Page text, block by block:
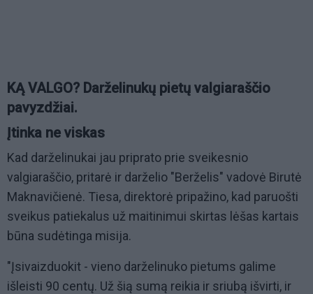
KĄ VALGO? Darželinukų pietų valgiaraščio
pavyzdžiai.
Įtinka ne viskas
Kad darželinukai jau priprato prie sveikesnio
valgiaraščio, pritarė ir darželio "Berželis" vadovė Birutė
Maknavičienė. Tiesa, direktorė pripažino, kad paruošti
sveikus patiekalus už maitinimui skirtas lėšas kartais
būna sudėtinga misija.
"Įsivaizduokit - vieno darželinuko pietums galime
išleisti 90 centų. Už šią sumą reikia ir sriubą išvirti, ir